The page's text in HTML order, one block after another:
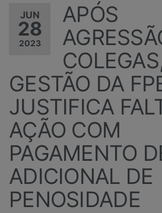
JUN
28
2023
APÓS
GESTÃO DA
JUSTIFICA
AÇÃO COM
PAGAMENTO
ADICIONAL DE
PENOSIDADE